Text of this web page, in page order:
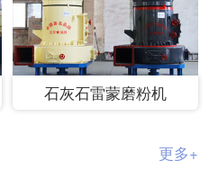
石灰石雷蒙磨粉机
更多+